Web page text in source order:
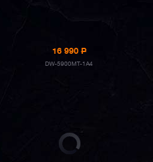
16 990P
DW-5900MT-1A4